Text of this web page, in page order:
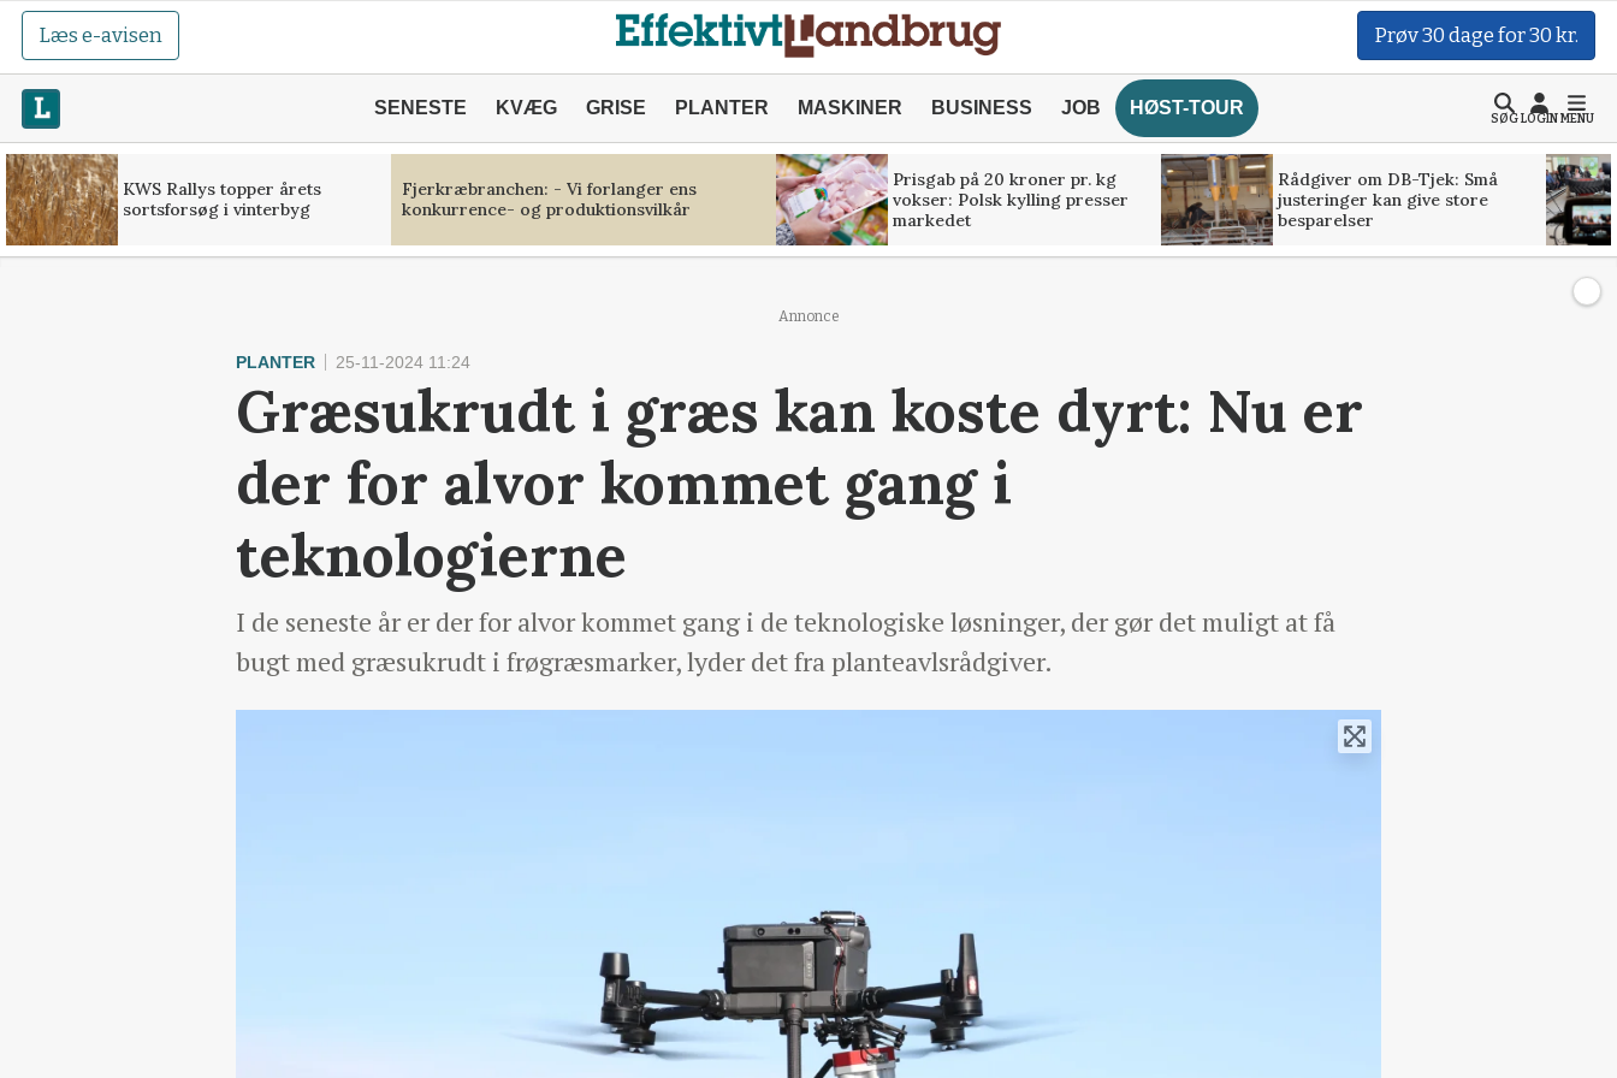
Læs e-avisen Prøv 30 dage for 30 kr.
SENESTE KVÆG GRISE PLANTER MASKINER BUSINESS JOB HØST-TOUR
SØGLOGINMENU
KWS Rallys topper årets
sortsforsøg i vinterbyg
Fjerkræbranchen: - Vi forlanger ens
konkurrence- og produktionsvilkår
Prisgab på 20 kroner pr. kg
vokser: Polsk kylling presser
markedet
Rådgiver om DB-Tjek: Små
justeringer kan give store
besparelser
Annonce
PLANTER 25-11-2024 11:24
Græsukrudt i græs kan koste dyrt: Nu er
der for alvor kommet gang i
teknologierne
I de seneste år er der for alvor kommet gang i de teknologiske løsninger, der gør det muligt at få
bugt med græsukrudt i frøgræsmarker, lyder det fra planteavlsrådgiver.